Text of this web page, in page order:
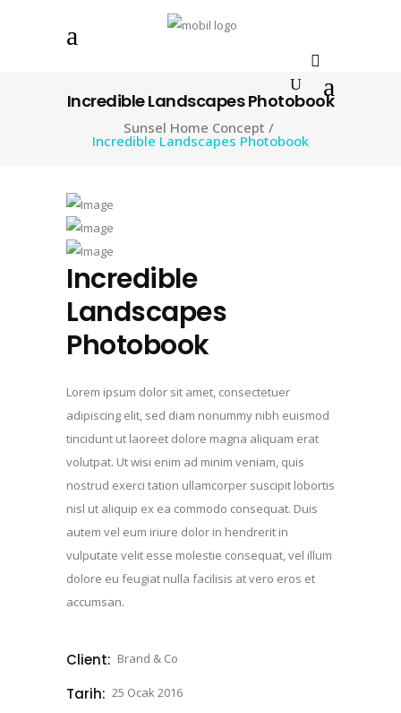
Incredible Landscapes Photobook
Sunsel Home Concept /
Incredible Landscapes Photobook
Incredible
Landscapes
Photobook
Lorem ipsum dolor sit amet, consectetuer
adipiscing elit, sed diam nonummy nibh euismod
tincidunt ut laoreet dolore magna aliquam erat
volutpat. Ut wisi enim ad minim veniam, quis
nostrud exerci tation ullamcorper suscipit lobortis
nisl ut aliquip ex ea commodo consequat. Duis
autem vel eum iriure dolor in hendrerit in
vulputate velit esse molestie consequat, vel illum
dolore eu feugiat nulla facilisis at vero eros et
accumsan.
Client: Brand & Co
Tarih: 25 Ocak 2016